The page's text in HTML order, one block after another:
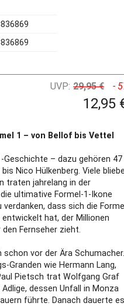
UVP: 29,95 € -
12,95
1 – von Bellof bis Vettel
– dazu gehören 47
Nico Hülkenberg. Viele
traten jahrelang in der
ultimative Formel-1-Ikone
dass sich die
hat, der Millionen
Fernseher zieht.
schon vor der Ära
Granden wie Hermann Lang,
Pietsch trat Wolfgang Graf
dessen Unfall in Monza
führte. Danach dauerte es